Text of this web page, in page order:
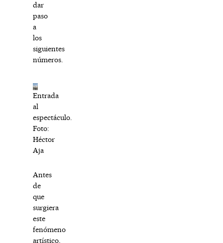
dar
paso
a
los
siguientes
números.
Entrada
al
espectáculo.
Foto:
Héctor
Aja
Antes
de
que
surgiera
este
fenómeno
artístico,